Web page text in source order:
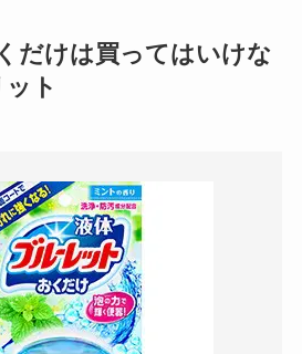
だけは買ってはいけな
ト